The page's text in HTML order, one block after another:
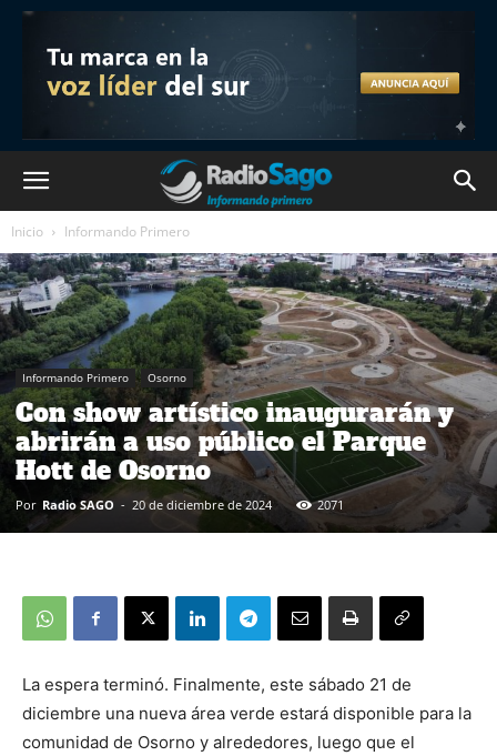
Inicio Informando Primero
Informando Primero Osorno
Con show artístico inaugurarán y
abrirán a uso público el Parque
Hott de Osorno
Por Radio SAGO - 20 de diciembre de 2024 2071
La espera terminó. Finalmente, este sábado 21 de
diciembre una nueva área verde estará disponible para la
comunidad de Osorno y alrededores, luego que el